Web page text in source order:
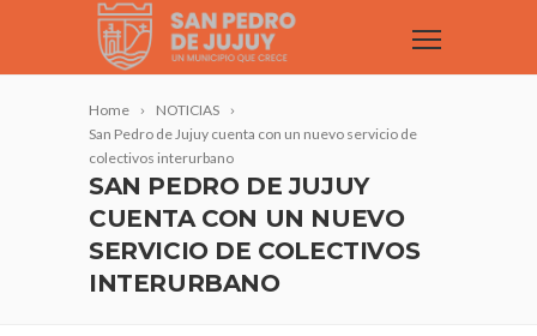
Home
NOTICIAS
San Pedro de Jujuy cuenta con un nuevo servicio de
colectivos interurbano
SAN PEDRO DE JUJUY
CUENTA CON UN NUEVO
SERVICIO DE COLECTIVOS
INTERURBANO